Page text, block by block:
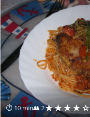
⏱ 10 min👥 2★★★★☆